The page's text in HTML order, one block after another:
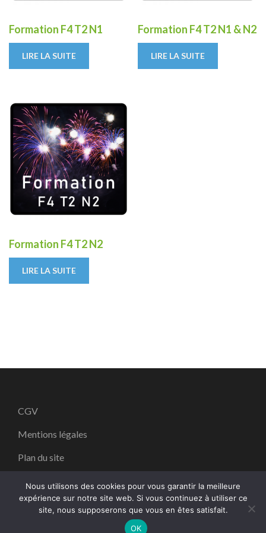
Formation F4 T2 N1
LIRE LA SUITE
Formation F4 T2 N1 & N2
LIRE LA SUITE
Formation F4 T2 N2
LIRE LA SUITE
CGV
Mentions légales
Plan du site
Copyright ©2026ART PYRO.School Zone | Dévelopé par
. Propulsé par
Nous utilisons des cookies pour vous garantir la meilleure
expérience sur notre site web. Si vous continuez à utiliser ce
site, nous supposerons que vous en êtes satisfait.
OK